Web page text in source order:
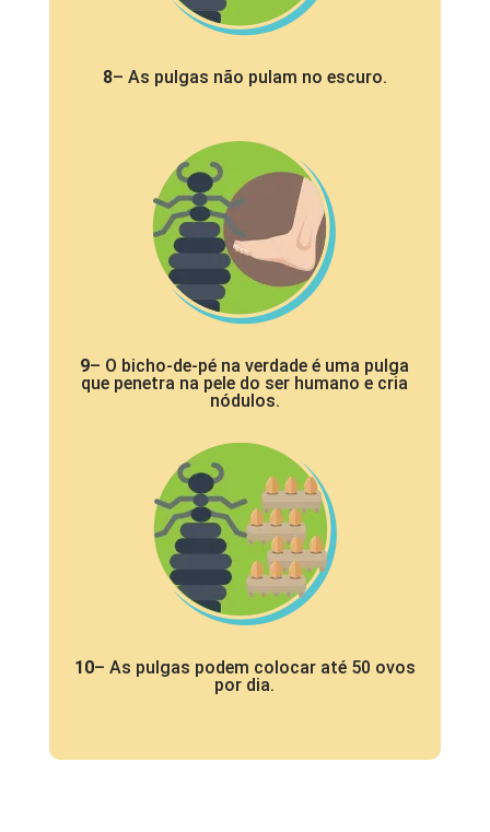
8– As pulgas não pulam no escuro.
9– O bicho-de-pé na verdade é uma pulga
que penetra na pele do ser humano e cria
nódulos.
10– As pulgas podem colocar até 50 ovos
por dia.